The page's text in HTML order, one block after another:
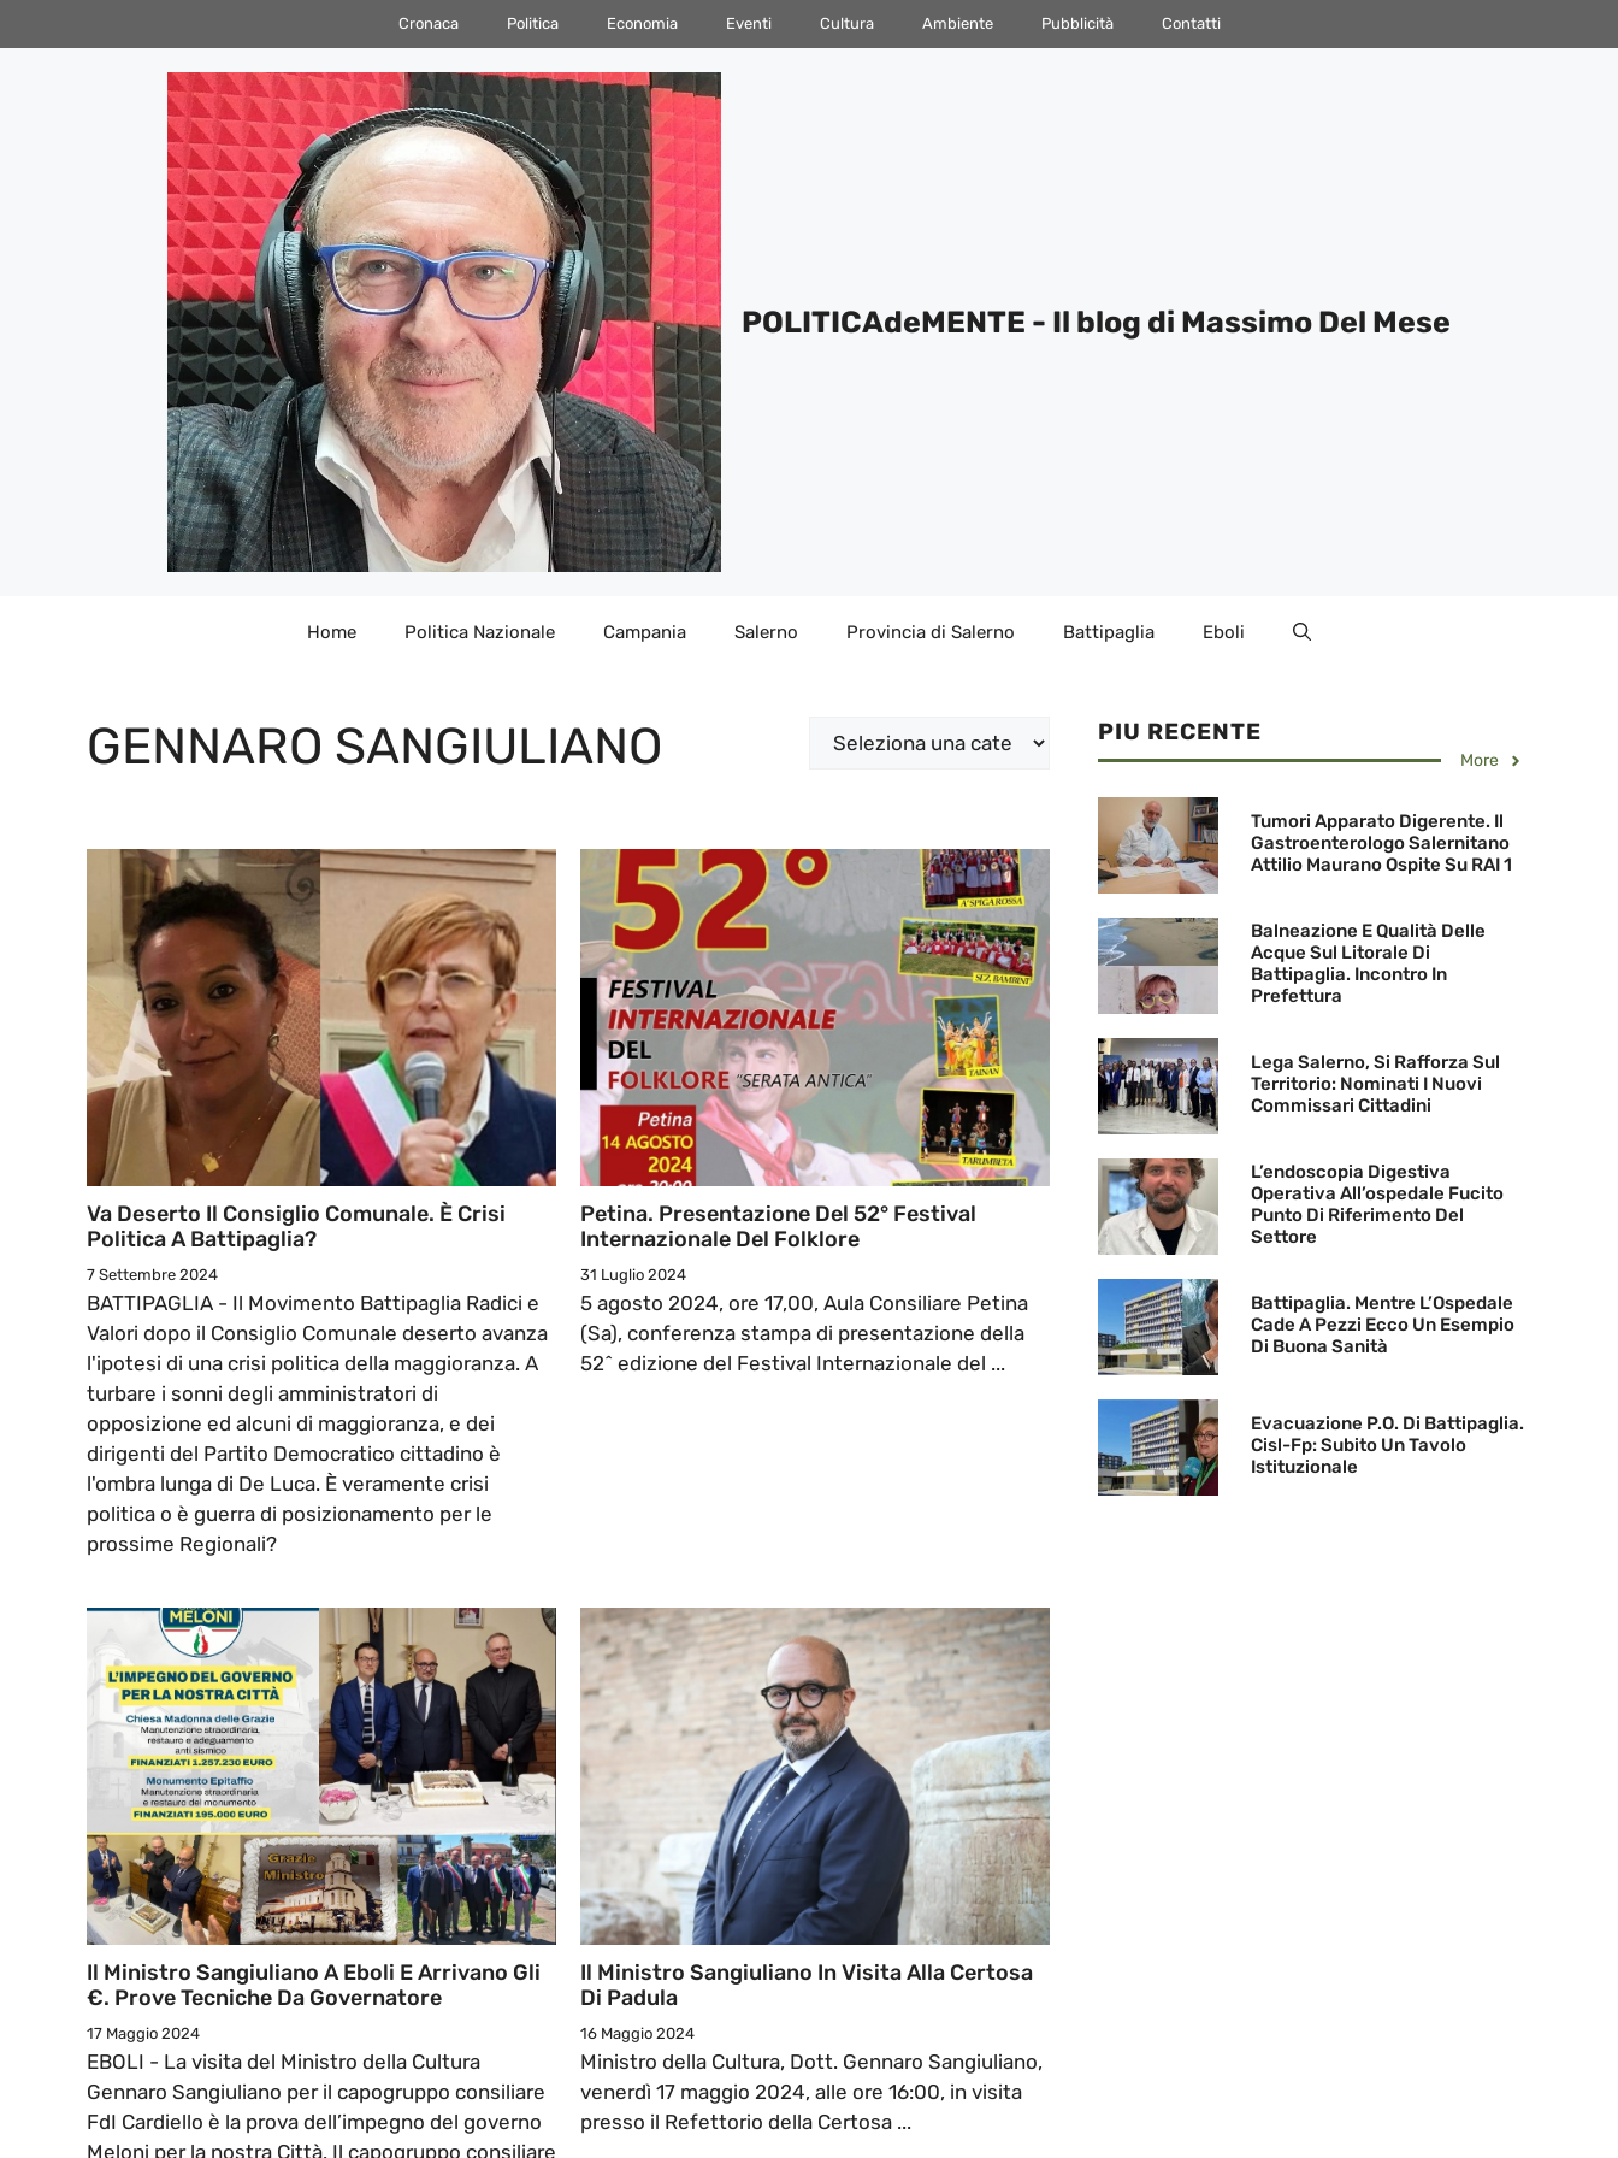
al
Cronaca Politica Economia Eventi Cultura Ambiente Pubblicità Contatti
POLITICAdeMENTE - Il blog di Massimo Del Mese
Home Politica Nazionale Campania Salerno Provincia di Salerno Battipaglia Eboli
GENNARO SANGIULIANO Categorie
Va Deserto Il Consiglio Comunale. È Crisi
Politica A Battipaglia?
7 Settembre 2024
BATTIPAGLIA - Il Movimento Battipaglia Radici e
Valori dopo il Consiglio Comunale deserto avanza
l'ipotesi di una crisi politica della maggioranza. A
turbare i sonni degli amministratori di
opposizione ed alcuni di maggioranza, e dei
dirigenti del Partito Democratico cittadino è
l'ombra lunga di De Luca. È veramente crisi
politica o è guerra di posizionamento per le
prossime Regionali?
Petina. Presentazione Del 52° Festival
Internazionale Del Folklore
31 Luglio 2024
5 agosto 2024, ore 17,00, Aula Consiliare Petina
(Sa), conferenza stampa di presentazione della
52^ edizione del Festival Internazionale del ...
Il Ministro Sangiuliano A Eboli E Arrivano Gli
€. Prove Tecniche Da Governatore
17 Maggio 2024
EBOLI - La visita del Ministro della Cultura
Gennaro Sangiuliano per il capogruppo consiliare
FdI Cardiello è la prova dell’impegno del governo
Meloni per la nostra Città. Il capogruppo consiliare
Il Ministro Sangiuliano In Visita Alla Certosa
Di Padula
16 Maggio 2024
Ministro della Cultura, Dott. Gennaro Sangiuliano,
venerdì 17 maggio 2024, alle ore 16:00, in visita
presso il Refettorio della Certosa ...
PIU RECENTE
More
Tumori Apparato Digerente. Il
Gastroenterologo Salernitano
Attilio Maurano Ospite Su RAI 1
Balneazione E Qualità Delle
Acque Sul Litorale Di
Battipaglia. Incontro In
Prefettura
Lega Salerno, Si Rafforza Sul
Territorio: Nominati I Nuovi
Commissari Cittadini
L’endoscopia Digestiva
Operativa All’ospedale Fucito
Punto Di Riferimento Del
Settore
Battipaglia. Mentre L’Ospedale
Cade A Pezzi Ecco Un Esempio
Di Buona Sanità
Evacuazione P.O. Di Battipaglia.
Cisl-Fp: Subito Un Tavolo
Istituzionale